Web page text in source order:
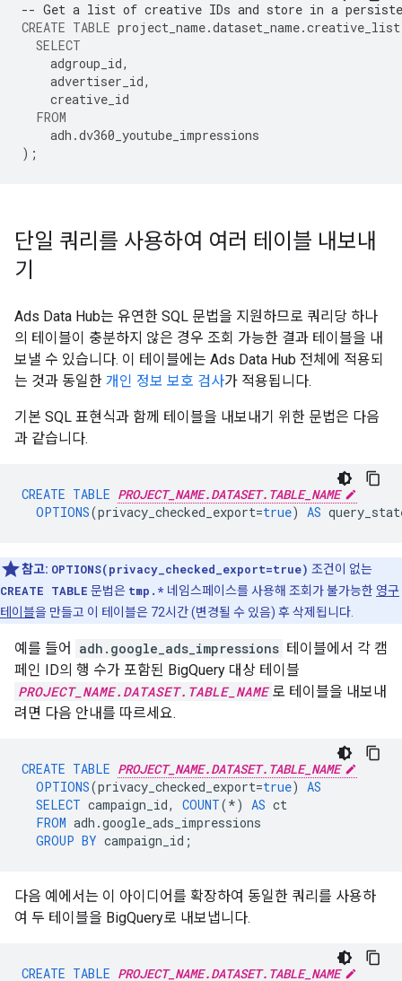
-- Get a list of creative IDs and store in a
CREATE TABLE project_name.dataset_name.creative_list
SELECT
adgroup_id,
advertiser_id,
creative_id
FROM
adh .dv360_youtube_impressions
);
단일 쿼리를 사용하여 여러 테이블 내보내
기
Ads Data Hub는 유연한 SQL 문법을 지원하므로 쿼리당 하나
의 테이블이 충분하지 않은 경우 조회 가능한 결과 테이블을 내
보낼 수 있습니다. 이 테이블에는 Ads Data Hub 전체에 적용되
는 것과 동일한 개인 정보 보호 검사가 적용됩니다.
기본 SQL 표현식과 함께 테이블을 내보내기 위한 문법은 다음
과 같습니다.
CREATE TABLE PROJECT_NAME.DATASET.TABLE_NAME
OPTIONS(privacy_checked_export=true) AS
참고: OPTIONS(privacy_checked_export=true) 조건이 없는
CREATE TABLE 문법은 tmp.* 네임스페이스를 사용해 조회가 불가능한 영구
테이블을 만들고 이 테이블은 72시간 (변경될 수 있음) 후 삭제됩니다.
예를 들어 adh.google_ads_impressions 테이블에서 각 캠
페인 ID의 행 수가 포함된 BigQuery 대상 테이블
PROJECT_NAME.DATASET.TABLE_NAME 로 테이블을 내보내
려면 다음 안내를 따르세요.
CREATE TABLE PROJECT_NAME.DATASET.TABLE_NAME
OPTIONS(privacy_checked_export=true) AS
SELECT campaign_id, COUNT(*) AS ct
FROM adh .google_ads_impressions
GROUP BY campaign_id ;
다음 예에서는 이 아이디어를 확장하여 동일한 쿼리를 사용하
여 두 테이블을 BigQuery로 내보냅니다.
CREATE TABLE PROJECT_NAME.DATASET.TABLE_NAME